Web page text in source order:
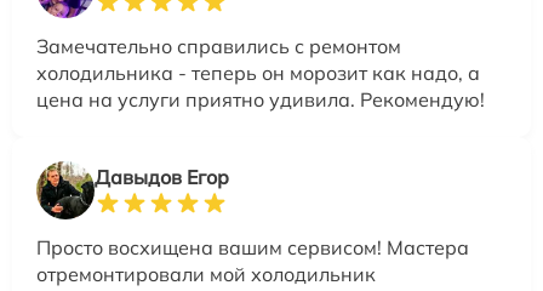
Замечательно справились с ремонтом
холодильника - теперь он морозит как надо, а
цена на услуги приятно удивила. Рекомендую!
Давыдов Егор
Просто восхищена вашим сервисом! Мастера
отремонтировали мой холодильник